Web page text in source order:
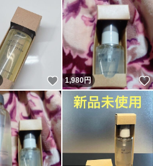
いいね！
1,980円